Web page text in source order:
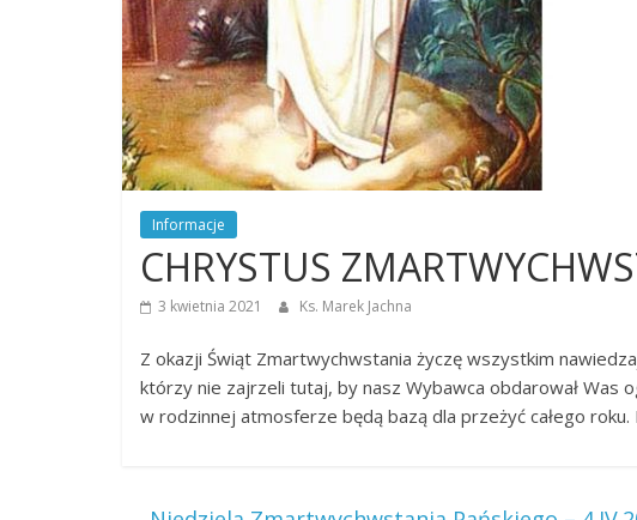
Informacje
CHRYSTUS
3 kwietnia 2021 Ks. Marek Jachna
Z okazji Świąt Zmartwychwstania życzę wszystkim
którzy nie zajrzeli tutaj, by nasz Wybawca obdarował Was
w rodzinnej atmosferze będą bazą dla przeżyć całego roku.